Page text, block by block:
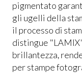
pigmentato
gli ugelli della
il processo di
distingue
brillantezza,
per stampe